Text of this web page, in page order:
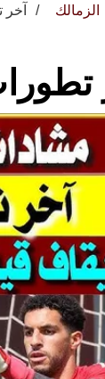
الزمالك